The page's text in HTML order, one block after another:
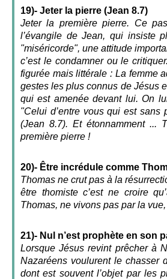
19)- Jeter la pierre (Jean 8.7)
Jeter la première pierre. Ce
l’évangile de Jean, qui insiste
"miséricorde", une attitude
c’est le condamner ou le
figurée mais littérale : La femme
gestes les plus connus de Jésus
qui est amenée devant lui. On
"Celui d’entre vous qui est
(Jean 8.7). Et étonnamment ...
première pierre !
20)- Être incrédule comme
Thomas ne crut pas à la
être thomiste c’est ne croire
Thomas, ne vivons pas par la
21)- Nul n’est prophète en son
Lorsque Jésus revint prêcher à
Nazaréens voulurent le chasser
dont est souvent l’objet par les